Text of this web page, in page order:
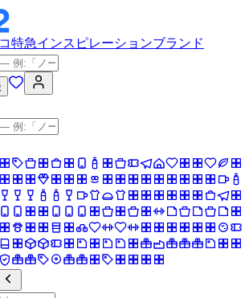
特急インスピレーションブランド